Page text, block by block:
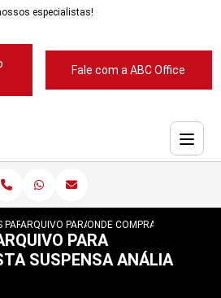
especialistas!
Fale com a ABC Office
PARA ESCRITORIOS
ARQUIVO PARA ESCRITORIO
ONDE COMPRAR ARQUIVO
PARA
SUSPENSA ANÁLIA